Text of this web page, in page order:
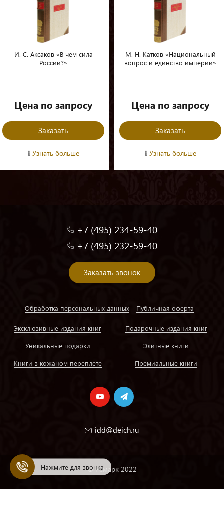
И. С. Аксаков «В чем сила
России?»
Цена по запросу
Заказать
Узнать больше
М. Н. Катков «Национальный
вопрос и единство империи»
Цена по запросу
Заказать
Узнать больше
+7 (495) 234-59-40
+7 (495) 232-59-40
Заказать звонок
Обработка персональных данных Публичная оферта
Эксклюзивные издания книг
Уникальные подарки
Книги в кожаном переплете
Подарочные издания книг
Элитные книги
Премиальные книги
idd@deich.ru
© Ремарк 2022
Нажмите для звонка